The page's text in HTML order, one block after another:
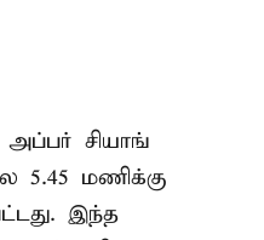
சியாங்
5.45 மணிக்கு
இந்த